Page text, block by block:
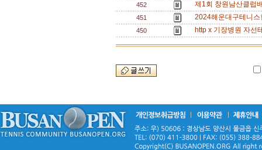
452 제1회 창원남산클럽
451 2024해운대구테니
450 http x 기장병원 자선